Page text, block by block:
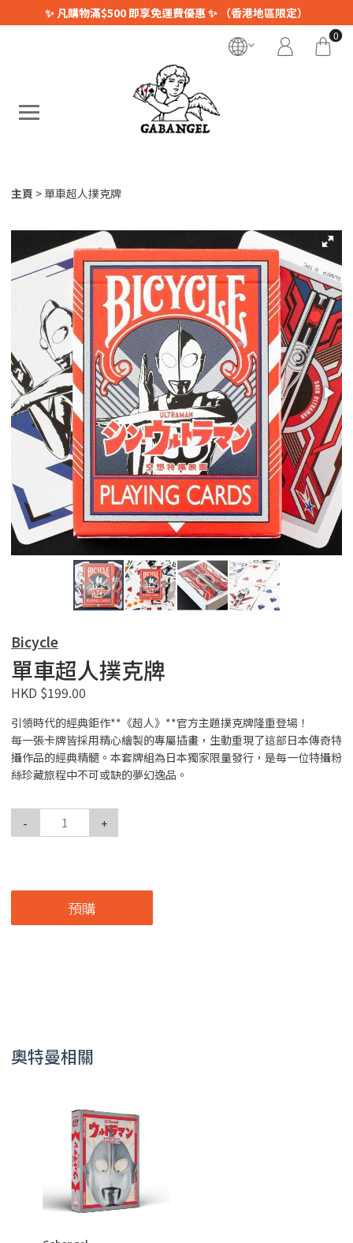
✨ 凡購物滿$500 即享免運費優惠 ✨ （香港地區限定）
0
主頁 單車超人撲克牌
Bicycle
單車超人撲克牌
HKD $199.00
引領時代的經典鉅作**《超人》**官方主題撲克牌隆重登場！
每一張卡牌皆採用精心繪製的專屬插畫，生動重現了這部日本傳奇特
攝作品的經典精髓。本套牌組為日本獨家限量發行，是每一位特攝粉
絲珍藏旅程中不可或缺的夢幻逸品。
- +
預購
奧特曼相關